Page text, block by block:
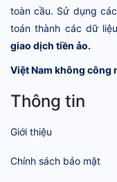
toàn cầu. Sử dụng
toán thành các dữ
giao dịch tiền ảo.
Việt Nam không công
Thông tin
Giới thiệu
Chính sách bảo mật